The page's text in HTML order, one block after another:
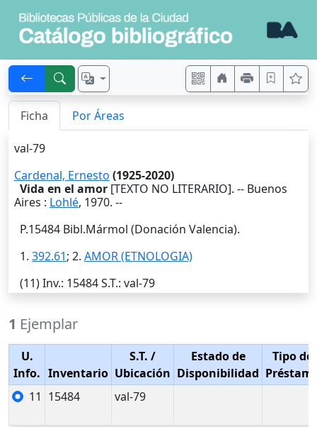
Ficha Por Áreas
val-79
Cardenal, Ernesto (1925-2020)
Vida en el amor [TEXTO NO LITERARIO]. -- Buenos
Aires : Lohlé, 1970. --
P.15484 Bibl.Mármol (Donación Valencia).
1. 392.61; 2. AMOR (ETNOLOGIA)
(11)Inv.: 15484S.T.: val-79
1 Ejemplar
U.
Info. Inventario
S.T. /
Ubicación
Estado de
Disponibilidad
Tipo de
11 15484 val-79